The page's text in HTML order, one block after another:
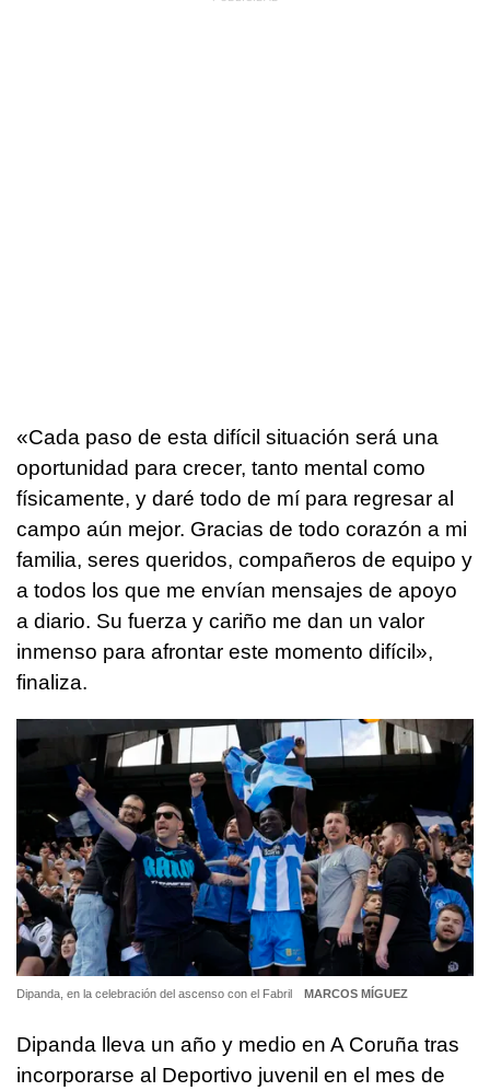
«Cada paso de esta difícil situación será una
oportunidad para crecer, tanto mental como
físicamente, y daré todo de mí para regresar al
campo aún mejor. Gracias de todo corazón a mi
familia, seres queridos, compañeros de equipo y
a todos los que me envían mensajes de apoyo
a diario. Su fuerza y cariño me dan un valor
inmenso para afrontar este momento difícil»,
finaliza.
Dipanda, en la celebración del ascenso con el Fabril MARCOS MÍGUEZ
Dipanda lleva un año y medio en A Coruña tras
incorporarse al Deportivo juvenil en el mes de